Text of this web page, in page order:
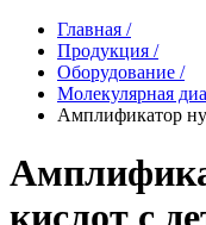
Главная /
Продукция /
Оборудование /
Молекулярная
Амплификатор